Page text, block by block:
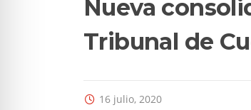
Nueva
Tribunal de
16 julio, 2020